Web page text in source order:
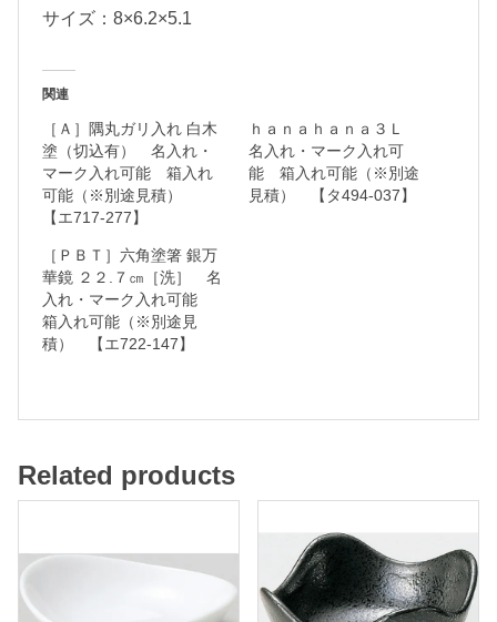
入
可
箱
入
サイズ：8×6.2×5.1
関連
［Ａ］隅丸ガリ入れ 白木
塗（切込有） 名入れ・
マーク入れ可能 箱入れ
可能（※別途見積）
【エ717-277】
ｈａｎａｈａｎａ３Ｌ
名入れ・マーク入れ可
能 箱入れ可能（※別途
見積） 【タ494-037】
［ＰＢＴ］六角塗箸 銀万
華鏡 ２２.７㎝［洗］ 名
入れ・マーク入れ可能
箱入れ可能（※別途見
積） 【エ722-147】
Related products